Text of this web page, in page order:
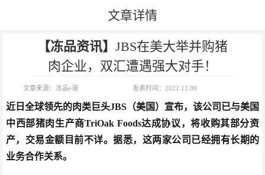
文章详情
【冻品资讯】 JBS在美大举并购猪
肉企业，双汇遭遇强大对手！
文章来源： 冻品e港 发表时间： 2022.12.08
​近日全球领先的肉类巨头JBS（美国）宣布，该公司已与美国
中西部猪肉生产商TriOak Foods达成协议，将收购其部分资
产，交易金额目前不详。据悉，这两家公司已经拥有长期的
业务合作关系。